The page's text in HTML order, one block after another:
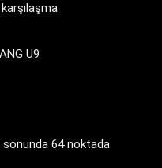
U9
sonunda 64 noktada